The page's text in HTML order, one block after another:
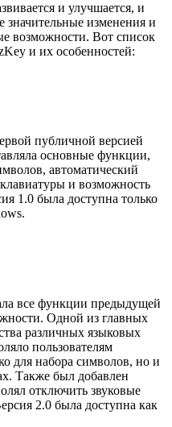
и улучшается, и
значительные изменения и
возможности. Вот список
и их особенностей:
публичной версией
основные функции,
автоматический
и возможность
1.0 была доступна только
все функции предыдущей
Одной из главных
различных языковых
пользователям
для набора символов, но и
Также был добавлен
отключить звуковые
2.0 была доступна как